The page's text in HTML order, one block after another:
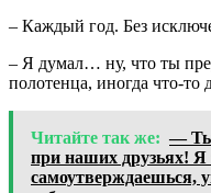
– Каждый год. Без
– Я думал… ну, что ты
полотенца, иногда что-то
Читайте так же: — Ты
при наших друзьях!
самоутверждаешься,